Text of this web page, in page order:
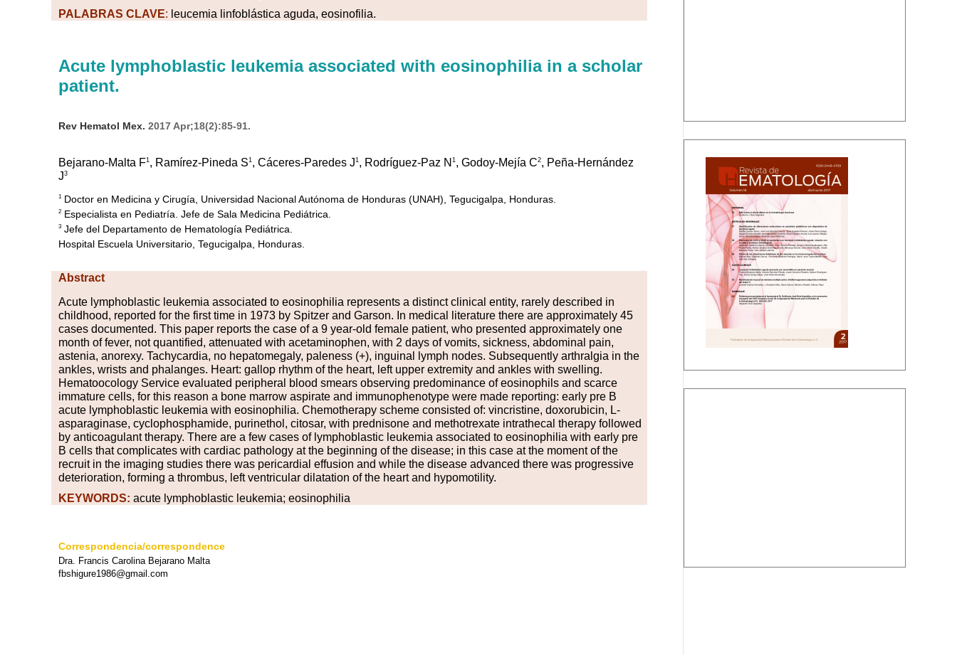
PALABRAS CLAVE: leucemia linfoblástica aguda, eosinofilia.
Acute lymphoblastic leukemia associated with eosinophilia in a scholar
patient.
Rev Hematol Mex. 2017 Apr;18(2):85-91.
Bejarano-Malta F1 , Ramírez-Pineda S1 , Cáceres-Paredes J1 , Rodríguez-Paz N 1 , Godoy-Mejía C2, Peña-Hernández
J3
1 Doctor en Medicina y Cirugía, Universidad Nacional Autónoma de Honduras (UNAH), Tegucigalpa, Honduras.
2 Especialista en Pediatría. Jefe de Sala Medicina Pediátrica.
3 Jefe del Departamento de Hematología Pediátrica.
Hospital Escuela Universitario, Tegucigalpa, Honduras.
Abstract
Acute lymphoblastic leukemia associated to eosinophilia represents a distinct clinical entity, rarely described in
childhood, reported for the first time in 1973 by Spitzer and Garson. In medical literature there are approximately 45
cases documented. This paper reports the case of a 9 year-old female patient, who presented approximately one
month of fever, not quantified, attenuated with acetaminophen, with 2 days of vomits, sickness, abdominal pain,
astenia, anorexy. Tachycardia, no hepatomegaly, paleness (+), inguinal lymph nodes. Subsequently arthralgia in the
ankles, wrists and phalanges. Heart: gallop rhythm of the heart, left upper extremity and ankles with swelling.
Hematoocology Service evaluated peripheral blood smears observing predominance of eosinophils and scarce
immature cells, for this reason a bone marrow aspirate and immunophenotype were made reporting: early pre B
acute lymphoblastic leukemia with eosinophilia. Chemotherapy scheme consisted of: vincristine, doxorubicin, L-
asparaginase, cyclophosphamide, purinethol, citosar, with prednisone and methotrexate intrathecal therapy followed
by anticoagulant therapy. There are a few cases of lymphoblastic leukemia associated to eosinophilia with early pre
B cells that complicates with cardiac pathology at the beginning of the disease; in this case at the moment of the
recruit in the imaging studies there was pericardial effusion and while the disease advanced there was progressive
deterioration, forming a thrombus, left ventricular dilatation of the heart and hypomotility.
KEYWORDS: acute lymphoblastic leukemia; eosinophilia
Correspondencia/correspondence
Dra. Francis Carolina Bejarano Malta
fbshigure1986@gmail.com